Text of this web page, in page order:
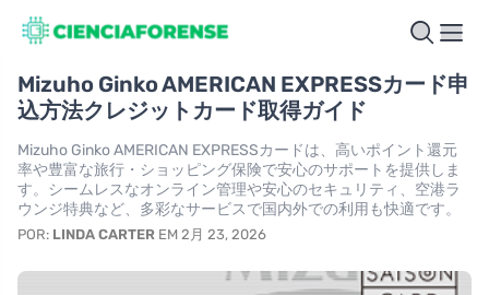
Mizuho Ginko AMERICAN EXPRESSカード申
込方法クレジットカード取得ガイド
Mizuho Ginko AMERICAN EXPRESSカードは、高いポイント還元
率や豊富な旅行・ショッピング保険で安心のサポートを提供しま
す。シームレスなオンライン管理や安心のセキュリティ、空港ラ
ウンジ特典など、多彩なサービスで国内外での利用も快適です。
POR: LINDA CARTER EM 2月 23, 2026